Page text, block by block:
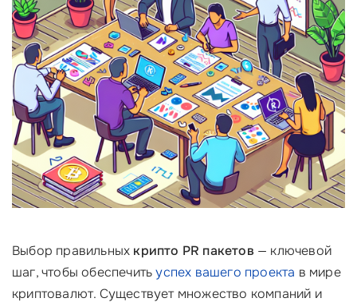
Выбор правильных крипто PR пакетов — ключевой
шаг, чтобы обеспечитьуспех вашего проекта в мире
криптовалют. Существует множество компаний и